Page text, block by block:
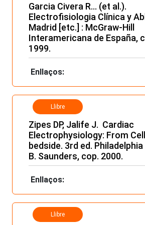
Garcia Civera R... (et al.).
Electrofisiologia Clínica y
Madrid [etc.] : McGraw-Hill
Interamericana de España,
1999.
Enllaços:
Llibre
Zipes DP, Jalife J. Cardiac
Electrophysiology: From
bedside. 3rd ed. Philadelphia
B. Saunders, cop. 2000.
Enllaços:
Llibre